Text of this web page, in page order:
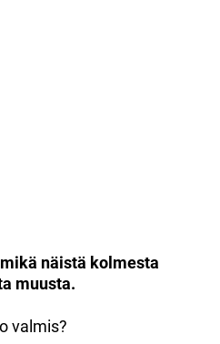
näistä kolmesta
muusta.
valmis?